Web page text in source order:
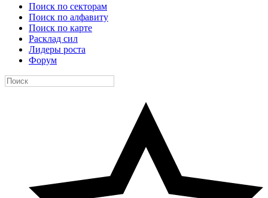
Поиск по секторам
Поиск по алфавиту
Поиск по карте
Расклад сил
Лидеры роста
Форум